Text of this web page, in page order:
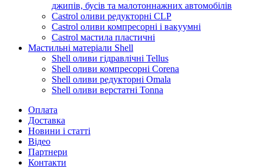
джипів, бусів та малотоннажних автомобілів
Castrol оливи редукторні CLP
Castrol оливи компресорні і вакуумні
Castrol мастила пластичні
Мастильні матеріали Shell
Shell оливи гідравлічні Tellus
Shell оливи компресорні Corena
Shell оливи редукторні Omala
Shell оливи верстатні Tonna
Оплата
Доставка
Новини і статті
Відео
Партнери
Контакти